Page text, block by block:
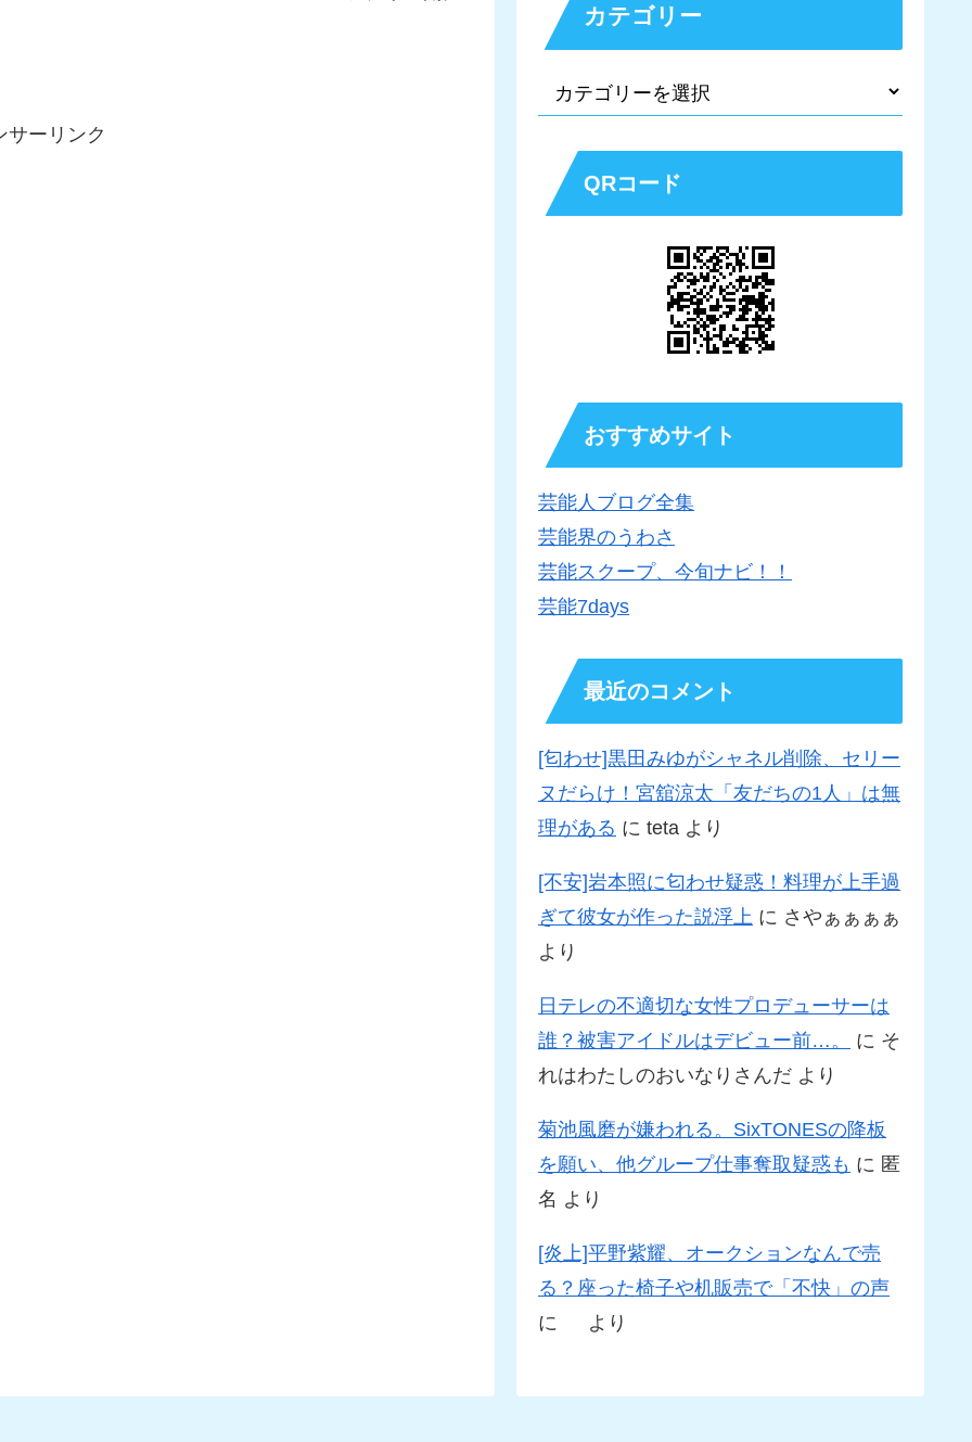
サーリンク
カテゴリー
QRコード
おすすめサイト
芸能人ブログ全集
芸能界のうわさ
芸能スクープ、今旬ナビ！！
芸能7days
最近のコメント
[匂わせ]黒田みゆがシャネル削除、セリー
ヌだらけ！宮舘涼太「友だちの1人」は無
理がある に teta より
[不安]岩本照に匂わせ疑惑！料理が上手過
ぎて彼女が作った説浮上 に さやぁぁぁぁ
より
日テレの不適切な女性プロデューサーは
誰？被害アイドルはデビュー前…。
に そ
れはわたしのおいなりさんだ より
菊池風磨が嫌われる。SixTONESの降板
を願い、他グループ仕事奪取疑惑も に 匿
名 より
[炎上]平野紫耀、オークションなんで売
る？座った椅子や机販売で「不快」の声
に
より